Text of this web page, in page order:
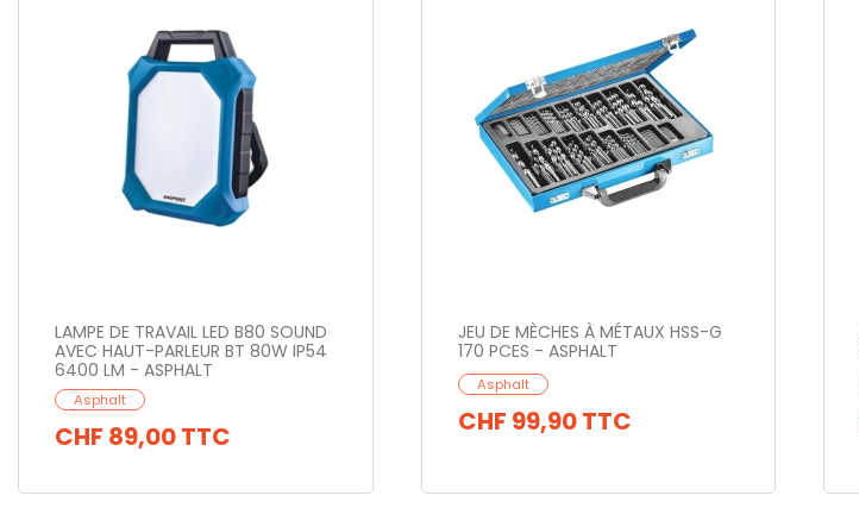
LAMPE DE TRAVAIL LED B80 SOUND
AVEC HAUT-PARLEUR BT 80W IP54
6400 LM - ASPHALT
Asphalt
CHF 89,00TTC
JEU DE MÈCHES À MÉTAUX HSS-G
170 PCES - ASPHALT
Asphalt
CHF 99,90TTC